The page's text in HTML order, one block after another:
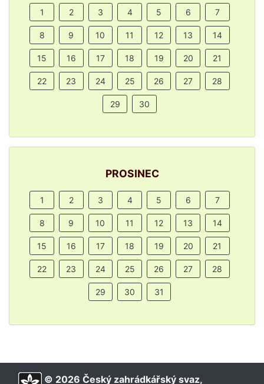
1 2 3 4 5 6 7
8 9 10 11 12 13 14
15 16 17 18 19 20 21
22 23 24 25 26 27 28
29 30
PROSINEC
1 2 3 4 5 6 7
8 9 10 11 12 13 14
15 16 17 18 19 20 21
22 23 24 25 26 27 28
29 30 31
© 2026 Český zahrádkářský svaz,